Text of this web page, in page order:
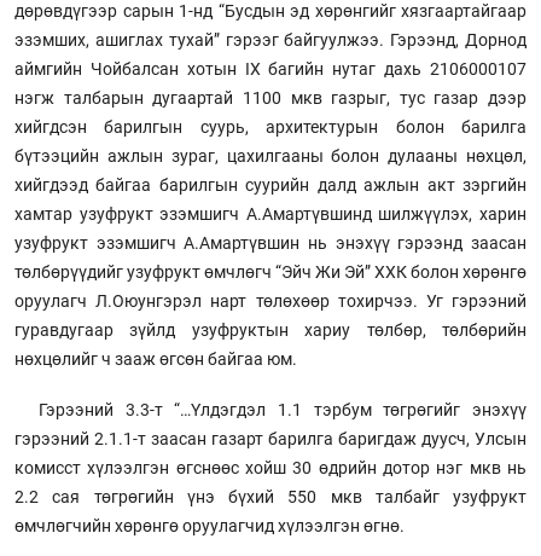
дөрөвдүгээр сарын 1-нд “Бусдын эд хөрөнгийг хязгаартайгаар
эзэмших, ашиглах тухай” гэрээг байгуулжээ. Гэрээнд, Дорнод
аймгийн Чойбалсан хотын IX багийн нутаг дахь 2106000107
нэгж талбарын дугаартай 1100 мкв газрыг, тус газар дээр
хийгдсэн барилгын суурь, архитектурын болон барилга
бүтээцийн ажлын зураг, цахилгааны болон дулааны нөхцөл,
хийгдээд байгаа барилгын суурийн далд ажлын акт зэргийн
хамтар узуфрукт эзэмшигч А.Амартүвшинд шилжүүлэх, харин
узуфрукт эзэмшигч А.Амартүвшин нь энэхүү гэрээнд заасан
төлбөрүүдийг узуфрукт өмчлөгч “Эйч Жи Эй” ХХК болон хөрөнгө
оруулагч Л.Оюунгэрэл нарт төлөхөөр тохирчээ. Уг гэрээний
гуравдугаар зүйлд узуфруктын хариу төлбөр, төлбөрийн
нөхцөлийг ч зааж өгсөн байгаа юм.
Гэрээний 3.3-т “…Үлдэгдэл 1.1 тэрбум төгрөгийг энэхүү
гэрээний 2.1.1-т заасан газарт барилга баригдаж дуусч, Улсын
комисст хүлээлгэн өгснөөс хойш 30 өдрийн дотор нэг мкв нь
2.2 сая төгрөгийн үнэ бүхий 550 мкв талбайг узуфрукт
өмчлөгчийн хөрөнгө оруулагчид хүлээлгэн өгнө.